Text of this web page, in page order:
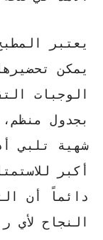
يعتبر
يمكن
الوجبات
بجدول
شهية تلبي
أكبر
دائماً أن
النجاح لأي